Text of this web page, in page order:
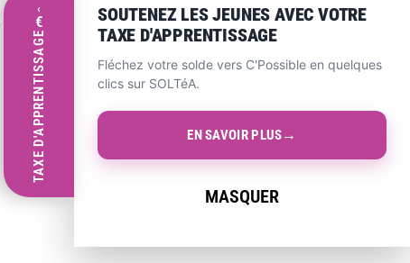
‹
€
TAXE D'APPRENTISSAGE
SOUTENEZ LES JEUNES AVEC VOTRE
TAXE D'APPRENTISSAGE
Fléchez votre solde vers C'Possible en quelques
clics sur SOLTéA.
EN SAVOIR PLUS→
MASQUER